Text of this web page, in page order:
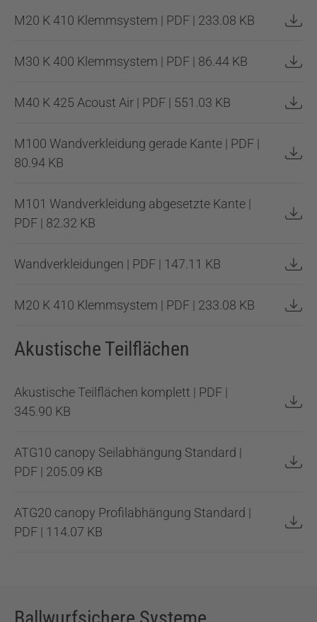
M20 K 410 Klemmsystem | PDF | 233.08 KB
M30 K 400 Klemmsystem | PDF | 86.44 KB
M40 K 425 Acoust Air | PDF | 551.03 KB
M100 Wandverkleidung gerade Kante | PDF |
80.94 KB
M101 Wandverkleidung abgesetzte Kante |
PDF | 82.32 KB
Wandverkleidungen | PDF | 147.11 KB
M20 K 410 Klemmsystem | PDF | 233.08 KB
Akustische Teilflächen
Akustische Teilflächen komplett | PDF |
345.90 KB
ATG10 canopy Seilabhängung Standard |
PDF | 205.09 KB
ATG20 canopy Profilabhängung Standard |
PDF | 114.07 KB